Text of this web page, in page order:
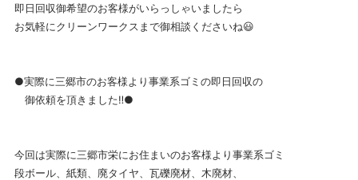
即日回収御希望のお客様がいらっしゃいましたら
お気軽にクリーンワークスまで御相談くださいね😃
●実際に三郷市のお客様より事業系ゴミの即日回収の
御依頼を頂きました‼️●
今回は実際に三郷市栄にお住まいのお客様より事業系ゴミ
段ボール、紙類、廃タイヤ、瓦礫廃材、木廃材、